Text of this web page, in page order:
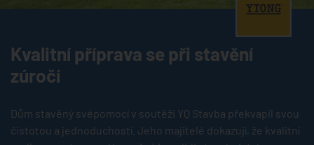
Kvalitní příprava se při stavění
zúročí
Dům stavěný svépomocí v soutěži YQ Stavba překvapil svou
čistotou a jednoduchostí. Jeho majitelé dokazují, že kvalitní